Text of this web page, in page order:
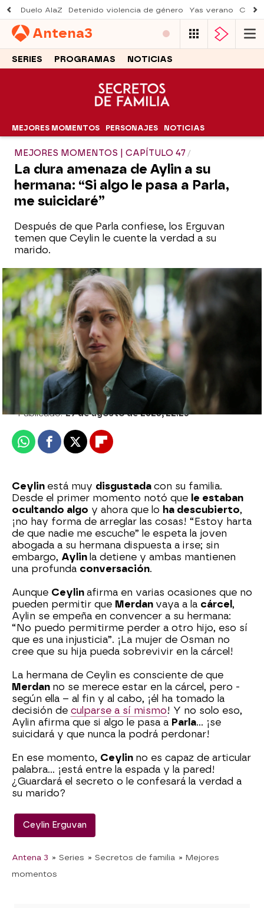
Duelo AlaZ Detenido violencia de género Yas verano
Antena3
SERIES PROGRAMAS NOTICIAS
MEJORES MOMENTOS PERSONAJES NOTICIAS
MEJORES MOMENTOS | CAPÍTULO 47
La dura amenaza de Aylin a su
hermana: “Si algo le pasa a Parla,
me suicidaré”
Después de que Parla confiese, los Erguvan
temen que Ceylin le cuente la verdad a su
marido.
El cargo de conciencia puede con Parla y
le confiesa a Ceylin la verdad: “Yo he
matado a Serdar”
Ivet Saiz
Publicado:27 de agosto de 2023, 22:25
WhatsappFacebook
X Flipboard
Ceylin está muy disgustada con su familia.
Desde el primer momento notó que le estaban
ocultando algo y ahora que lo ha descubierto,
¡no hay forma de arreglar las cosas! “Estoy harta
de que nadie me escuche” le espeta la joven
abogada a su hermana dispuesta a irse; sin
embargo, Aylin la detiene y ambas mantienen
una profunda conversación.
Aunque Ceylin afirma en varias ocasiones que no
pueden permitir que Merdan vaya a la cárcel ,
Aylin se empeña en convencer a su hermana:
“No puedo permitirme perder a otro hijo, eso sí
que es una injusticia”. ¡La mujer de Osman no
cree que su hija pueda sobrevivir en la cárcel!
La hermana de Ceylin es consciente de que
Merdan no se merece estar en la cárcel, pero -
según ella – al fin y al cabo, ¡él ha tomado la
decisión de culparse a sí mismo! Y no solo eso,
Aylin afirma que si algo le pasa a Parla... ¡se
suicidará y que nunca la podrá perdonar!
En ese momento, Ceylin no es capaz de articular
palabra... ¡está entre la espada y la pared!
¿Guardará el secreto o le confesará la verdad a
su marido?
Ceylin Erguvan
Antena 3 » Series » Secretos de familia » Mejores
momentos